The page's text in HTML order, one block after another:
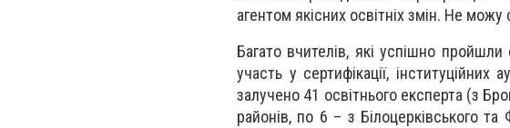
агентом якісних освітніх змін. Не
Багато вчителів, які успішно пройшли
участь у сертифікації,
залучено 41 освітнього експерта (з
районів, по 6 – з Білоцерківського